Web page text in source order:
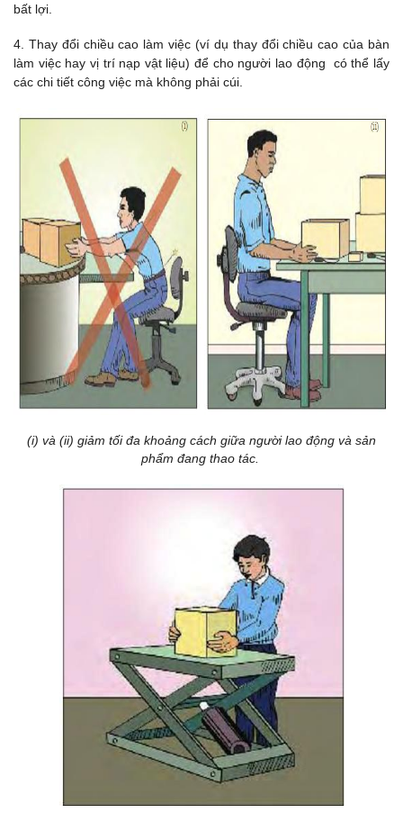
bất lợi.
4. Thay đổi chiều cao làm việc (ví dụ thay đổi chiều cao của bàn
làm việc hay vị trí nạp vật liệu) để cho người lao động có thể lấy
các chi tiết công việc mà không phải cúi.
(i) và (ii) giảm tối đa khoảng cách giữa người lao động và sản
phẩm đang thao tác.